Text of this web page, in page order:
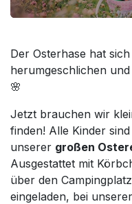
Der Osterhase hat
herumgeschlichen
🌸
Jetzt brauchen wir
finden! Alle Kinder
unserer großen
Ausgestattet mit
über den
eingeladen, bei unserer